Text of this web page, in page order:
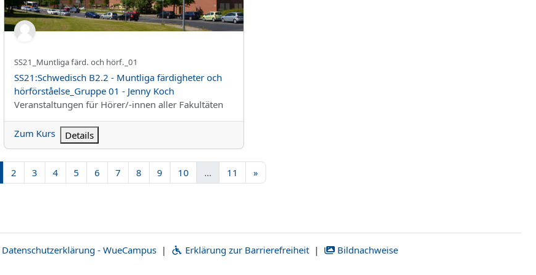
Kurzer Kursname
SS21_Muntliga färd. och hörf._01
Kursname
SS21:Schwedisch B2.2 - Muntliga färdigheter och
hörförståelse_Gruppe 01 - Jenny Koch
Kursbereich
Veranstaltungen für Hörer/-innen aller Fakultäten
Zum Kurs Details
Seite 1
2Seite 2
3Seite 3
4Seite 4
5Seite 5
6Seite 6
7Seite 7
8Seite 8
9Seite 9
10Seite 10
… 11 Seite 11
»Nächste Seite
Datenschutzerklärung - WueCampus | Erklärung zur Barrierefreiheit | Bildnachweise